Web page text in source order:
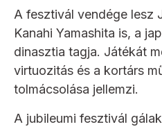
A fesztivál vendége lesz
Kanahi Yamashita is, a
dinasztia tagja. Játékát
virtuozitás és a kortárs
tolmácsolása jellemzi.
A jubileumi fesztivál